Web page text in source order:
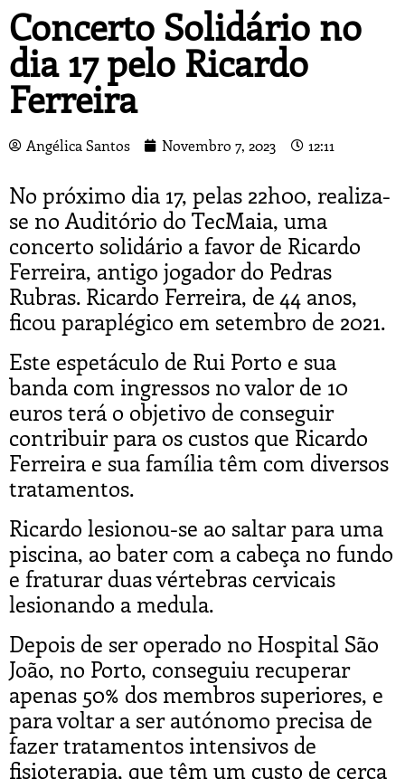
Concerto Solidário no
dia 17 pelo Ricardo
Ferreira
Angélica Santos Novembro 7, 2023 12:11
No próximo dia 17, pelas 22h00, realiza-
se no Auditório do TecMaia, uma
concerto solidário a favor de Ricardo
Ferreira, antigo jogador do Pedras
Rubras. Ricardo Ferreira, de 44 anos,
ficou paraplégico em setembro de 2021.
Este espetáculo de Rui Porto e sua
banda com ingressos no valor de 10
euros terá o objetivo de conseguir
contribuir para os custos que Ricardo
Ferreira e sua família têm com diversos
tratamentos.
Ricardo lesionou-se ao saltar para uma
piscina, ao bater com a cabeça no fundo
e fraturar duas vértebras cervicais
lesionando a medula.
Depois de ser operado no Hospital São
João, no Porto, conseguiu recuperar
apenas 50% dos membros superiores, e
para voltar a ser autónomo precisa de
fazer tratamentos intensivos de
fisioterapia, que têm um custo de cerca